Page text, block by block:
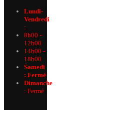
Lundi-
Vendredi
:
8h00 -
12h00
14h00 -
18h00
Samedi
: Fermé
Dimanche
: Fermé